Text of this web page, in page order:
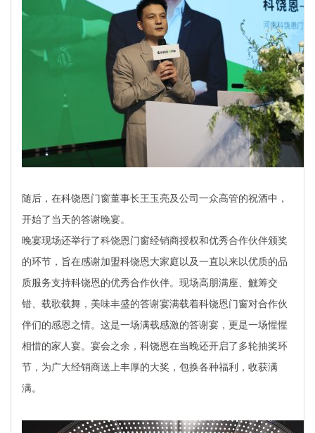
随后，在科饶恩门窗董事长王玉亮及公司一众高管的祝酒中，
开始了当天的答谢晚宴。
晚宴现场还举行了科饶恩门窗经销商授权和优秀合作伙伴颁奖
的环节，旨在感谢加盟科饶恩大家庭以及一直以来以优质的品
质服务支持科饶恩的优秀合作伙伴。现场高朋满座、觥筹交
错、载歌载舞，美味丰盛的答谢宴满载着科饶恩门窗对合作伙
伴们的感恩之情。这是一场满载感激的答谢宴，更是一场惺惺
相惜的家人宴。宴会之余，科饶恩在当晚还开启了多轮抽奖环
节，为广大经销商送上丰厚的大奖，包换各种福利，收获满
满。